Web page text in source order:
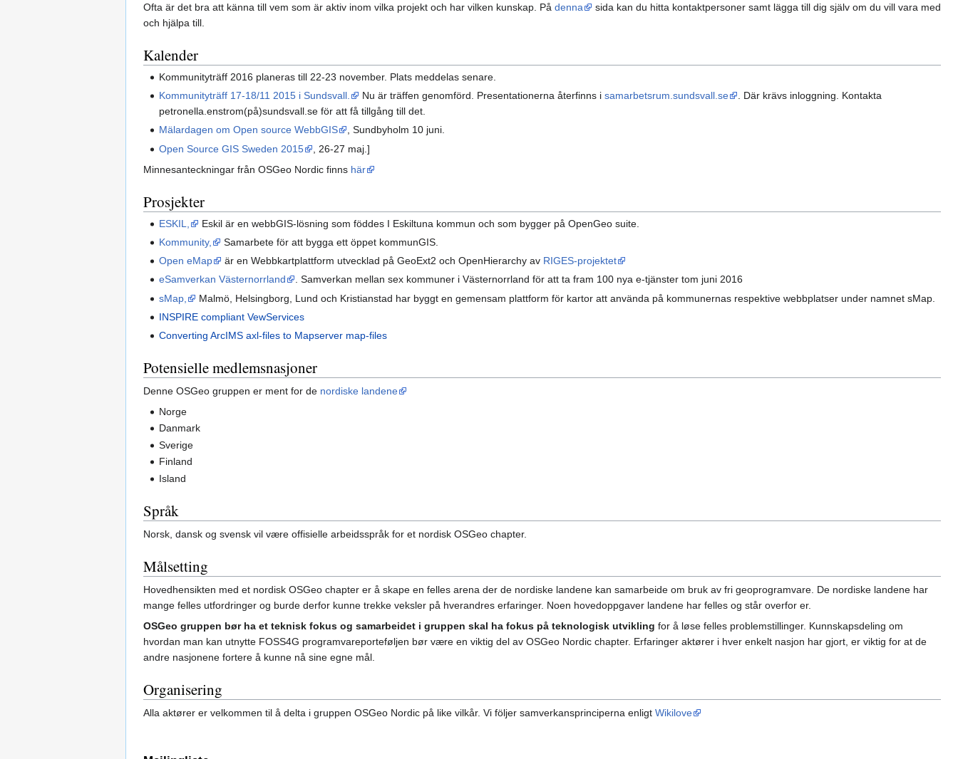
Ofta är det bra att känna till vem som är aktiv inom vilka projekt och har vilken kunskap. På denna
sida kan du hitta kontaktpersoner samt lägga till dig själv om du vill vara med
och hjälpa till.
Kalender
Kommunityträff 2016 planeras till 22-23 november. Plats meddelas senare.
Kommunityträff 17-18/11 2015 i Sundsvall.
Nu är träffen genomförd. Presentationerna återfinns isamarbetsrum.sundsvall.se
. Där krävs inloggning. Kontakta
petronella.enstrom(på)sundsvall.se för att få tillgång till det.
Mälardagen om Open source WebbGIS
, Sundbyholm 10 juni.
Open Source GIS Sweden 2015
, 26-27 maj.]
Minnesanteckningar från OSGeo Nordic finns här
Prosjekter
ESKIL,
Eskil är en webbGIS-lösning som föddes I Eskiltuna kommun och som bygger på OpenGeo suite.
Kommunity,
Samarbete för att bygga ett öppet kommunGIS.
Open eMap
är en Webbkartplattform utvecklad på GeoExt2 och OpenHierarchy av RIGES-projektet
eSamverkan Västernorrland
. Samverkan mellan sex kommuner i Västernorrland för att ta fram 100 nya e-tjänster tom juni 2016
sMap,
Malmö, Helsingborg, Lund och Kristianstad har byggt en gemensam plattform för kartor att använda på kommunernas respektive webbplatser under namnet sMap.
INSPIRE compliant VewServices
Converting ArcIMS axl-files to Mapserver map-files
Potensielle medlemsnasjoner
Denne OSGeo gruppen er ment for de nordiske landene
Norge
Danmark
Sverige
Finland
Island
Språk
Norsk, dansk og svensk vil være offisielle arbeidsspråk for et nordisk OSGeo chapter.
Målsetting
Hovedhensikten med et nordisk OSGeo chapter er å skape en felles arena der de nordiske landene kan samarbeide om bruk av fri geoprogramvare. De nordiske landene har
mange felles utfordringer og burde derfor kunne trekke veksler på hverandres erfaringer. Noen hovedoppgaver landene har felles og står overfor er.
OSGeo gruppen bør ha et teknisk fokus og samarbeidet i gruppen skal ha fokus på teknologisk utvikling for å løse felles problemstillinger. Kunnskapsdeling om
hvordan man kan utnytte FOSS4G programvareporteføljen bør være en viktig del av OSGeo Nordic chapter. Erfaringer aktører i hver enkelt nasjon har gjort, er viktig for at de
andre nasjonene fortere å kunne nå sine egne mål.
Organisering
Alla aktører er velkommen til å delta i gruppen OSGeo Nordic på like vilkår. Vi följer samverkansprinciperna enligt Wikilove